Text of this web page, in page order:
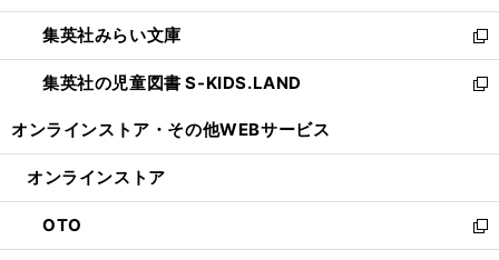
開
く
ウ
で
開
く
ン
ド
ウ
で
ウ
ィ
ン
ド
開
集英社みらい文庫
新
し
い
ン
ウ
で
開
集英社の児童図書 S-KIDS.LAND
新
ウ
ン
ド
ウ
オンラインストア・ その他WEBサービス
オンラインストア
OTO
新
し